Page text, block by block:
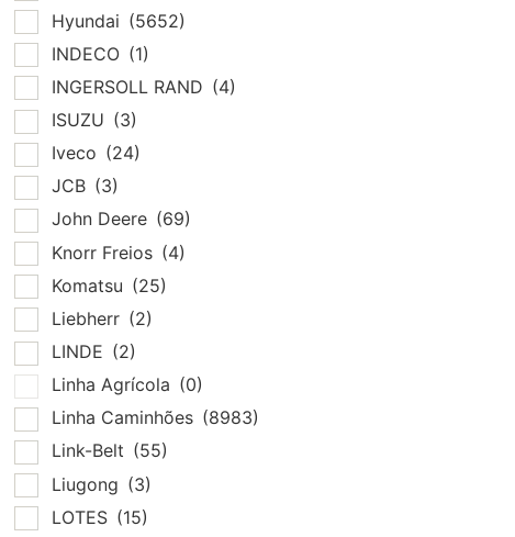
Hyundai (5652)
INDECO (1)
INGERSOLL RAND (4)
ISUZU (3)
Iveco (24)
JCB (3)
John Deere (69)
Knorr Freios (4)
Komatsu (25)
Liebherr (2)
LINDE (2)
Linha Agrícola (0)
Linha Caminhões (8983)
Link-Belt (55)
Liugong (3)
LOTES (15)